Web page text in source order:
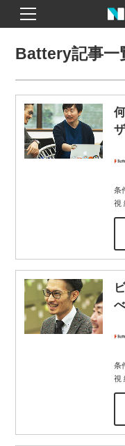
Battery記事一
条
視
条
視